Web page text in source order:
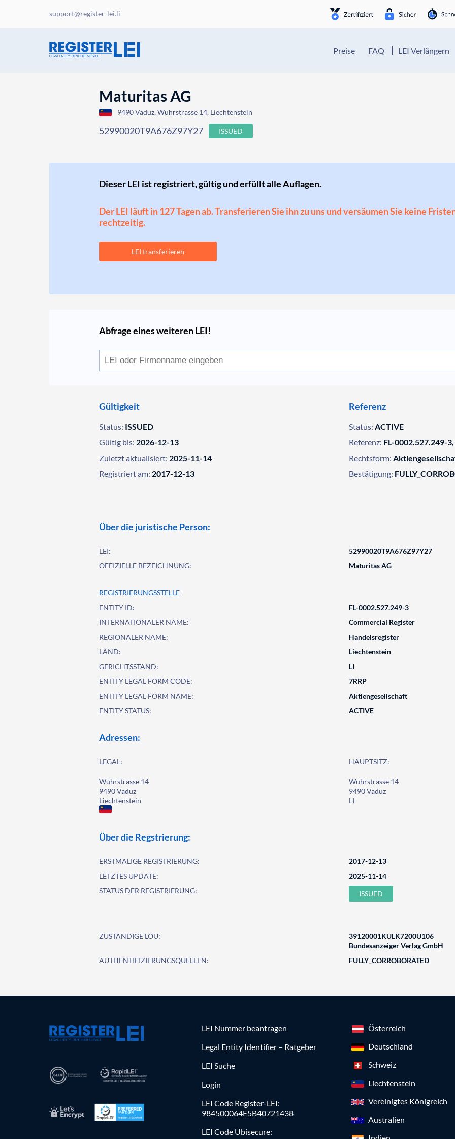
support@register-lei.li
Preise FAQ LEI Verlängern
Maturitas AG
9490 Vaduz, Wuhrstrasse 14, Liechtenstein
52990020T9A676Z97Y27 ISSUED
Dieser LEI ist registriert, gültig und erfüllt alle Auflagen.
Der LEI läuft in 127 Tagen ab. Transferieren Sie ihn zu uns und versäumen Sie keine
rechtzeitig.
LEI transferieren
Abfrage eines weiteren LEI!
Gültigkeit
Status: ISSUED
Gültig bis: 2026-12-13
Zuletzt aktualisiert: 2025-11-14
Registriert am: 2017-12-13
Referenz
Status: ACTIVE
Referenz: FL-0002.527.249-
Rechtsform:
Bestätigung:
Über die juristische Person:
LEI:
52990020T9A676Z97Y27
OFFIZIELLE BEZEICHNUNG:
Maturitas AG
REGISTRIERUNGSSTELLE
ENTITY ID:
FL-0002.527.249-3
INTERNATIONALER NAME:
Commercial Register
REGIONALER NAME:
Handelsregister
LAND:
Liechtenstein
GERICHTSSTAND:
LI
ENTITY LEGAL FORM CODE:
7RRP
ENTITY LEGAL FORM NAME:
Aktiengesellschaft
ENTITY STATUS:
ACTIVE
Adressen:
LEGAL:
Wuhrstrasse 14
9490 Vaduz
Liechtenstein
HAUPTSITZ:
Wuhrstrasse 14
9490 Vaduz
LI
Über die Regstrierung:
ERSTMALIGE REGISTRIERUNG:
2017-12-13
LETZTES UPDATE:
2025-11-14
STATUS DER REGISTRIERUNG:
ISSUED
ZUSTÄNDIGE LOU:
39120001KULK7200U106
Bundesanzeiger Verlag GmbH
AUTHENTIFIZIERUNGSQUELLEN:
FULLY_CORROBORATED
LEI Nummer beantragen
Legal Entity Identifier – Ratgeber
LEI Suche
Login
LEI Code Register-LEI:
984500064E5B40721438
LEI Code Ubisecure:
Österreich
Deutschland
Schweiz
Liechtenstein
Vereinigtes Königreich
Australien